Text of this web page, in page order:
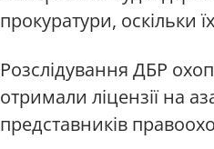
прокуратури, оскільки
Розслідування ДБР
отримали ліцензії на
представників